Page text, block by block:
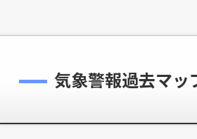
気象警報過去マッ